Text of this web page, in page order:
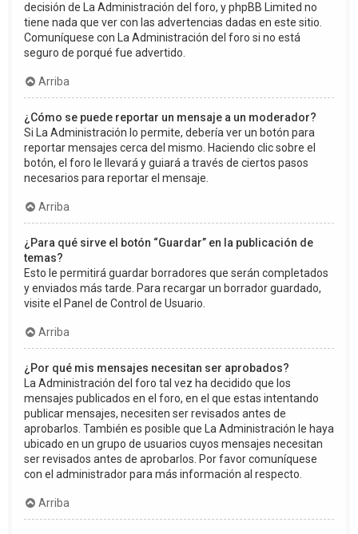
decisión de La Administración del foro, y phpBB Limited no
tiene nada que ver con las advertencias dadas en este sitio.
Comuníquese con La Administración del foro si no está
seguro de porqué fue advertido.
Arriba
¿Cómo se puede reportar un mensaje a un moderador?
Si La Administración lo permite, debería ver un botón para
reportar mensajes cerca del mismo. Haciendo clic sobre el
botón, el foro le llevará y guiará a través de ciertos pasos
necesarios para reportar el mensaje.
Arriba
¿Para qué sirve el botón “Guardar” en la publicación de
temas?
Esto le permitirá guardar borradores que serán completados
y enviados más tarde. Para recargar un borrador guardado,
visite el Panel de Control de Usuario.
Arriba
¿Por qué mis mensajes necesitan ser aprobados?
La Administración del foro tal vez ha decidido que los
mensajes publicados en el foro, en el que estas intentando
publicar mensajes, necesiten ser revisados antes de
aprobarlos. También es posible que La Administración le haya
ubicado en un grupo de usuarios cuyos mensajes necesitan
ser revisados antes de aprobarlos. Por favor comuníquese
con el administrador para más información al respecto.
Arriba